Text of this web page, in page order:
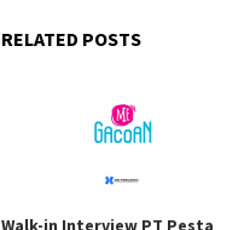
RELATED POSTS
Walk-in Interview PT Pesta